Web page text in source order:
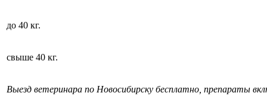
до 40 кг.
свыше 40 кг.
Выезд ветеринара по Новосибирску бесплатно, препараты